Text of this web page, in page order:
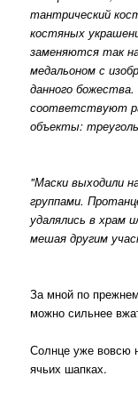
тантрический
костяных
заменяются так
медальоном с
данного
соответствуют
объекты:
"Маски выходили
группами.
удалялись в храм
мешая другим
За мной по
можно сильнее
Солнце уже вовсю
ячьих шапках.